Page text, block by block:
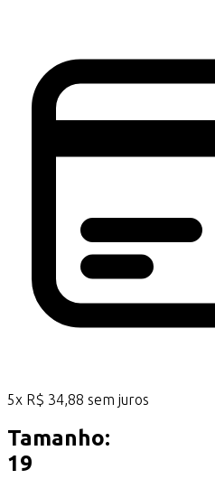
5x R$ 34,88 sem juros
Tamanho:
19